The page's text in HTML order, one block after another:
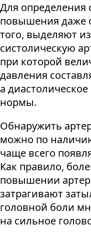
Для определения
повышения даже
того, выделяют
систолическую
при которой
давления
а
нормы.
Обнаружить
можно по
чаще всего
Как правило,
повышении
затрагивают
головной боли
на сильное